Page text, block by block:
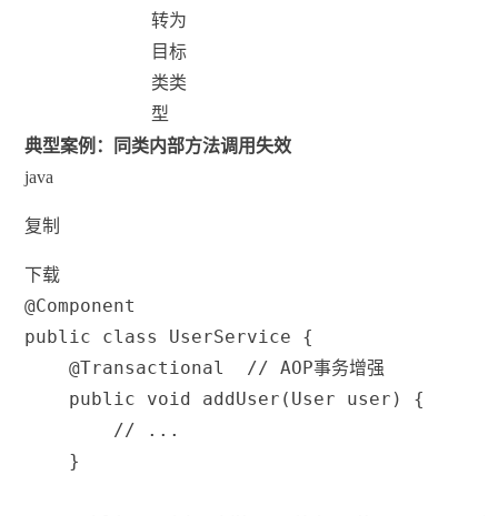
转为
目标
类类
型
典型案例：同类内部方法调用失效
java
复制
下载
@Component
public
class UserService
{
@Transactional
// AOP事务增强
public
void addUser ( User user )
{
// ...
}